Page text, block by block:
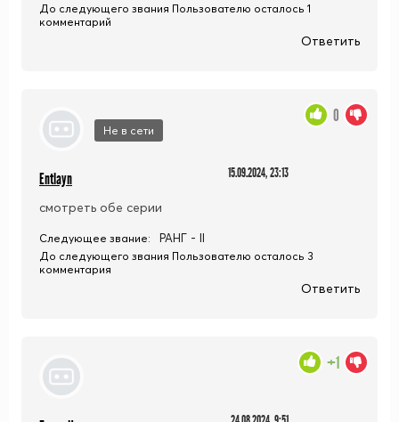
До следующего звания Пользователю осталось 1
комментарий
Ответить
Не в сети
Entlayn 15.09.2024, 23:13
смотреть обе серии
0
Следующее звание: РАНГ - II
До следующего звания Пользователю осталось 3
комментария
Ответить
+1